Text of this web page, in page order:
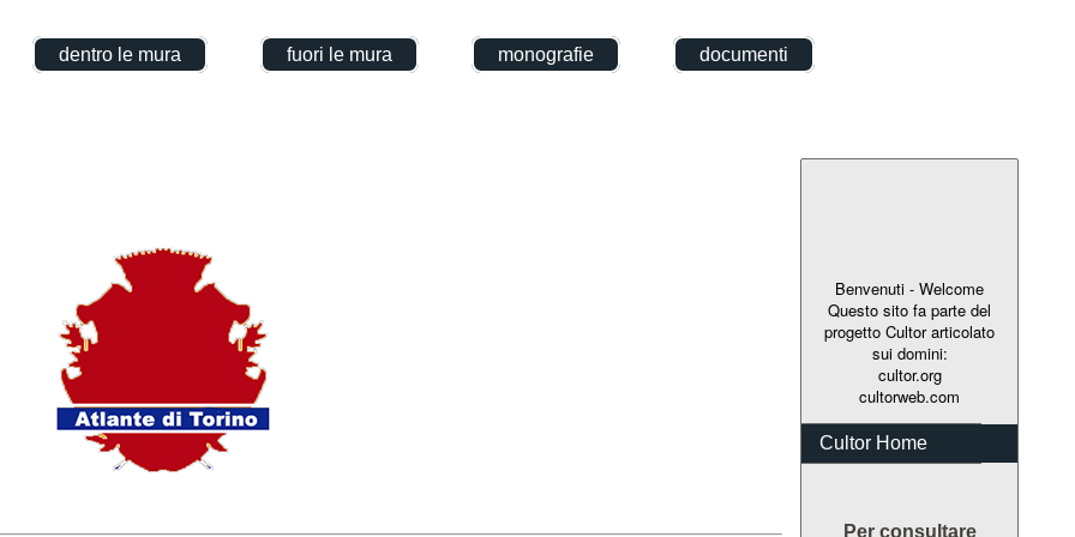
dentro le mura fuori le mura monografie documenti
Benvenuti - Welcome
Questo sito fa parte del
progetto Cultor articolato
sui domini:
cultor.org
cultorweb.com
Cultor Home
Per consultare